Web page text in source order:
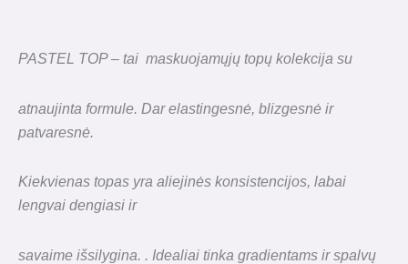
PASTEL TOP – tai maskuojamųjų topų kolekcija su
atnaujinta formule. Dar elastingesnė, blizgesnė ir
patvaresnė.
Kiekvienas topas yra aliejinės konsistencijos, labai
lengvai dengiasi ir
savaime išsilygina. . Idealiai tinka gradientams ir spalvų